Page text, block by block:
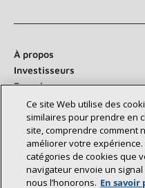
À propos
Investisseurs
Fournisseurs
Salle de presse
Communiquez avec nous :
Ce site Web utilise des
similaires pour prendre en
site, comprendre comment
améliorer votre
catégories de cookies que
navigateur envoie un
nous l’honorons. En savoir